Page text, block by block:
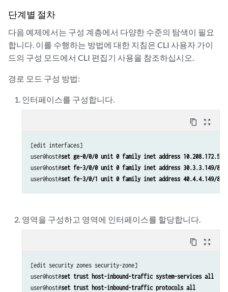
단계별 절차
다음 예제에서는 구성 계층에서 다양한 수준의 탐색이 필요
합니다. 이를 수행하는 방법에 대한 지침은 CLI 사용자 가이
드의 구성 모드에서 CLI 편집기 사용을 참조하십시오.
경로 모드 구성 방법:
인터페이스를 구성합니다.
content_copy zoom_out_map
[edit interfaces]
user@host#set ge-0/0/0 unit 0 family inet address 10.208.172.58/
user@host#set fe-3/0/0 unit 0 family inet address 30.3.3.149/8
user@host#set fe-3/0/1 unit 0 family inet address 40.4.4.149/8
영역을 구성하고 영역에 인터페이스를 할당합니다.
content_copy zoom_out_map
[edit security zones security-zone]
user@host#set trust host-inbound-traffic system-services all
user@host#set trust host-inbound-traffic protocols all